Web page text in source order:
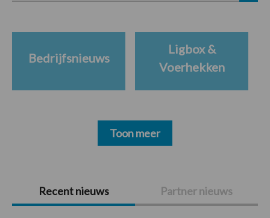
Primaire
Sidebar
Recent nieuws Partner nieuws
Bedrijfsnieuws
Ligbox &
Voerhekken
Toon meer